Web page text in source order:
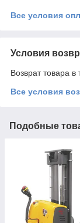
Все условия
Условия
Возврат товара
Все условия
Подобные